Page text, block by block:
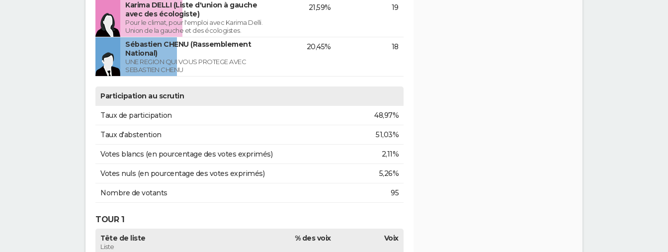
Karima DELLI (Liste d'union à gauche
avec des écologiste)
Pour le climat, pour l'emploi avec Karima Delli.
Union de la gauche et des écologistes.
21,59% 19
Sébastien CHENU (Rassemblement
National)
UNE REGION QUI VOUS PROTEGE AVEC
SEBASTIEN CHENU
20,45% 18
Participation au scrutin
Taux de participation 48,97%
Taux d'abstention 51,03%
Votes blancs (en pourcentage des votes exprimés) 2,11%
Votes nuls (en pourcentage des votes exprimés) 5,26%
Nombre de votants 95
TOUR 1
Tête de liste
Liste
% des voix Voix